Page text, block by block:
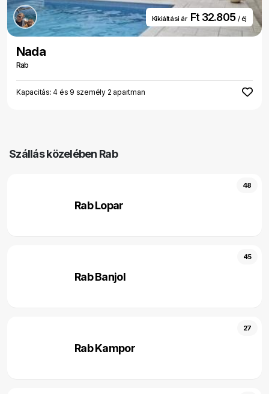
Kikiáltási ár Ft 32.805 / éj
Nada
Rab
Kapacitás: 4 és 9 személy 2 apartman
Szállás közelében Rab
Rab Lopar
48
Rab Banjol
45
Rab Kampor
27